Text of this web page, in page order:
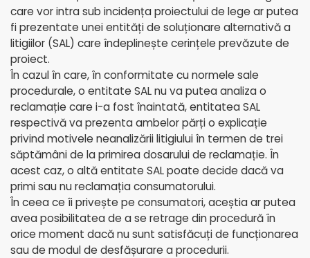
care vor intra sub incidența proiectului de lege ar putea
fi prezentate unei entități de soluționare alternativă a
litigiilor (SAL) care îndeplinește cerințele prevăzute de
proiect.
În cazul în care, în conformitate cu normele sale
procedurale, o entitate SAL nu va putea analiza o
reclamație care i-a fost înaintată, entitatea SAL
respectivă va prezenta ambelor părți o explicație
privind motivele neanalizării litigiului în termen de trei
săptămâni de la primirea dosarului de reclamație. În
acest caz, o altă entitate SAL poate decide dacă va
primi sau nu reclamația consumatorului.
În ceea ce îi privește pe consumatori, aceștia ar putea
avea posibilitatea de a se retrage din procedură în
orice moment dacă nu sunt satisfăcuți de funcționarea
sau de modul de desfășurare a procedurii.